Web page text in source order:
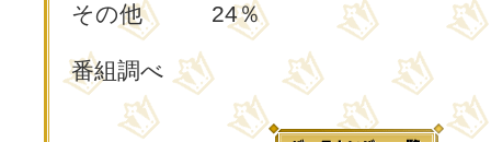
その他 24％
番組調べ